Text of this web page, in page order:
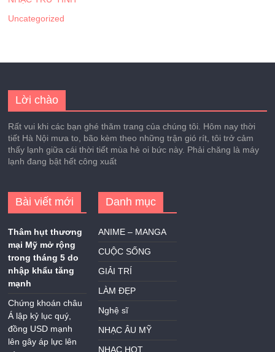
Uncategorized
Lời chào
Rất vui khi các bạn ghé thăm trang của chúng tôi. Hôm nay thời
tiết Hà Nội mưa to, bão kèm theo những trận gió rít, tôi trở cảm
thấy lạnh giữa cái thời tiết mùa hè oi bức này. Phải chăng là máy
lạnh đang bật hết công xuất
Bài viết mới
Thâm hụt thương
mại Mỹ mở rộng
trong tháng 5 do
nhập khẩu tăng
mạnh
Chứng khoán châu
Á lập kỷ lục quý,
đồng USD mạnh
lên gây áp lực lên
Danh mục
ANIME – MANGA
CUỘC SỐNG
GIẢI TRÍ
LÀM ĐẸP
Nghệ sĩ
NHẠC ÂU MỸ
NHẠC HOT